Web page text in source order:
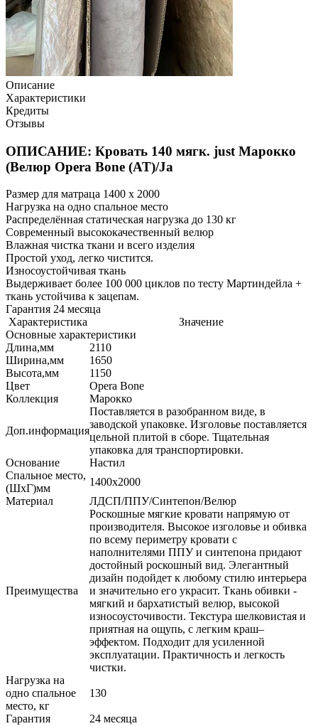
Описание
Характеристики
Кредиты
Отзывы
ОПИСАНИЕ: Кровать 140 мягк. just Марокко
(Велюр Opera Bone (AT)/Ja
Размер для матраца 1400 x 2000
Нагрузка на одно спальное место
Распределённая статическая нагрузка до 130 кг
Современный высококачественный велюр
Влажная чистка ткани и всего изделия
Простой уход, легко чистится.
Износоустойчивая ткань
Выдерживает более 100 000 циклов по тесту Мартиндейла +
ткань устойчива к зацепам.
Гарантия 24 месяца
Характеристика
Значение
Основные характеристики
Длина,мм
2110
Ширина,мм
1650
Высота,мм
1150
Цвет
Opera Bone
Коллекция
Марокко
Доп.информация
Поставляется в разобранном виде, в
заводской упаковке. Изголовье поставляется
цельной плитой в сборе. Тщательная
упаковка для транспортировки.
Основание
Настил
Спальное место,
(ШхГ)мм
1400х2000
Материал
ЛДСП/ППУ/Синтепон/Велюр
Преимущества
Роскошные мягкие кровати напрямую от
производителя. Высокое изголовье и обивка
по всему периметру кровати с
наполнителями ППУ и синтепона придают
достойный роскошный вид. Элегантный
дизайн подойдет к любому стилю интерьера
и значительно его украсит. Ткань обивки -
мягкий и бархатистый велюр, высокой
износоусточивости. Текстура шелковистая и
приятная на ощупь, с легким краш–
эффектом. Подходит для усиленной
эксплуатации. Практичность и легкость
чистки.
Нагрузка на
одно спальное
место, кг
130
Гарантия 24 месяца